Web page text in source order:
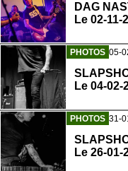
DAG
Le 02-
PHOTOS 05-
Le 04-
PHOTOS 31-
Le 26-01-